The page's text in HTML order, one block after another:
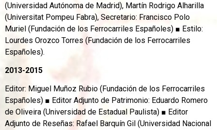
(Universidad Autónoma de Madrid), Martín Rodrigo Alharilla
(Universitat Pompeu Fabra), Secretario: Francisco Polo
Muriel (Fundación de los Ferrocarriles Españoles) ■ Estilo:
Lourdes Orozco Torres (Fundación de los Ferrocarriles
Españoles).
2013-2015
Editor: Miguel Muñoz Rubio (Fundación de los Ferrocarriles
Españoles) ■ Editor Adjunto de Patrimonio: Eduardo Romero
de Oliveira (Universidad de Estadual Paulista) ■ Editor
Adjunto de Reseñas: Rafael Barquín Gil (Universidad Nacional